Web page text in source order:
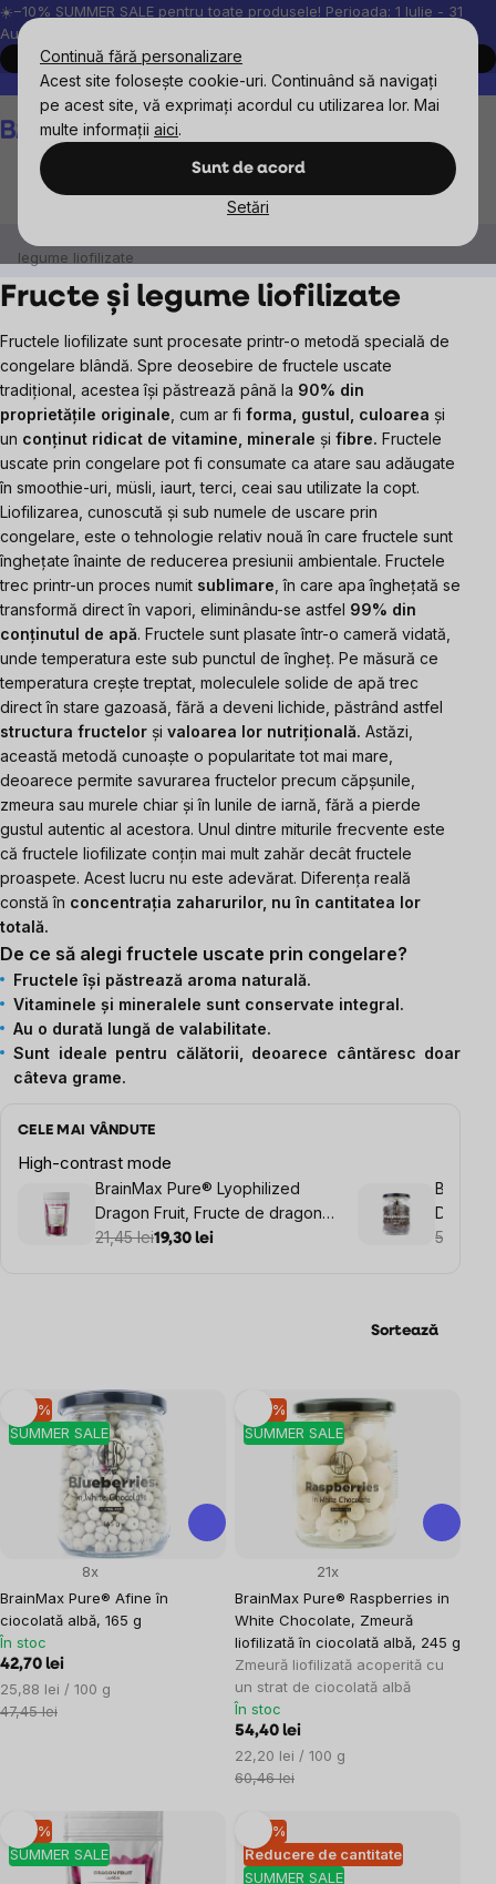
Continuă fără personalizare
Acest site folosește cookie-uri. Continuând să navigați
pe acest site, vă exprimați acordul cu utilizarea lor. Mai
multe informații aici.
Sunt de acord
Setări
Treci
la
conținut
☀️−10% SUMMER SALE pentru toate produsele! Perioada: 1 Iulie - 31
August, 2026.
Cumpără acum
Peste 200.000 de recenzii verificate
Produsele noastre sunt
Coş
de
legume liofilizate
Fructe și legume liofilizate
Fructele liofilizate sunt procesate printr-o metodă specială de
congelare blândă. Spre deosebire de fructele uscate
tradițional, acestea își păstrează până la 90% din
proprietățile originale , cum ar fi forma, gustul, culoarea și
un conținut ridicat de vitamine, minerale și fibre. Fructele
uscate prin congelare pot fi consumate ca atare sau adăugate
în smoothie-uri, müsli, iaurt, terci, ceai sau utilizate la copt.
Liofilizarea, cunoscută și sub numele de uscare prin
congelare, este o tehnologie relativ nouă în care fructele sunt
înghețate înainte de reducerea presiunii ambientale. Fructele
trec printr-un proces numit sublimare , în care apa înghețată se
transformă direct în vapori, eliminându-se astfel 99% din
conținutul de apă. Fructele sunt plasate într-o cameră vidată,
unde temperatura este sub punctul de îngheț. Pe măsură ce
temperatura crește treptat, moleculele solide de apă trec
direct în stare gazoasă, fără a deveni lichide, păstrând astfel
structura fructelor și valoarea lor nutrițională. Astăzi,
această metodă cunoaște o popularitate tot mai mare,
deoarece permite savurarea fructelor precum căpșunile,
zmeura sau murele chiar și în lunile de iarnă, fără a pierde
gustul autentic al acestora. Unul dintre miturile frecvente este
că fructele liofilizate conțin mai mult zahăr decât fructele
proaspete. Acest lucru nu este adevărat. Diferența reală
constă în concentrația zaharurilor, nu în cantitatea lor
totală.
De ce să alegi fructele uscate prin congelare?
Fructele își păstrează aroma naturală.
Vitaminele și mineralele sunt conservate integral.
Au o durată lungă de valabilitate.
Sunt ideale pentru călătorii, deoarece cântăresc doar
câteva grame.
CELE MAI VÂNDUTE
High-contrast mode
BrainMax Pure® Lyophilized
Dragon Fruit, Fructe de dragon
liofilizate, felii, 45 g
21,45 lei19,30 lei
Dark
53,95
Sortează
Listă
produse
SUMMER SALE
–10 %
BrainMax Pure® Afine în
ciocolată albă, 165 g
8x
În stoc
42,70 lei
Evaluare
preţ:
25,88 lei / 100 g
47,45 lei
SUMMER SALE
–10 %
BrainMax Pure® Raspberries in
White Chocolate, Zmeură
liofilizată în ciocolată albă, 245 g
Zmeură liofilizată acoperită cu
un strat de ciocolată albă
21x
În stoc
54,40 lei
Evaluare
preţ:
22,20 lei / 100 g
60,46 lei
SUMMER SALE
–10 %
Reducere de cantitate
SUMMER SALE
–10 %